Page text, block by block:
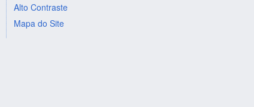
Alto Contraste
Mapa do Site